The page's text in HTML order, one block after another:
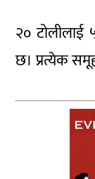
२० टोलीलाई
छ। प्रत्येक